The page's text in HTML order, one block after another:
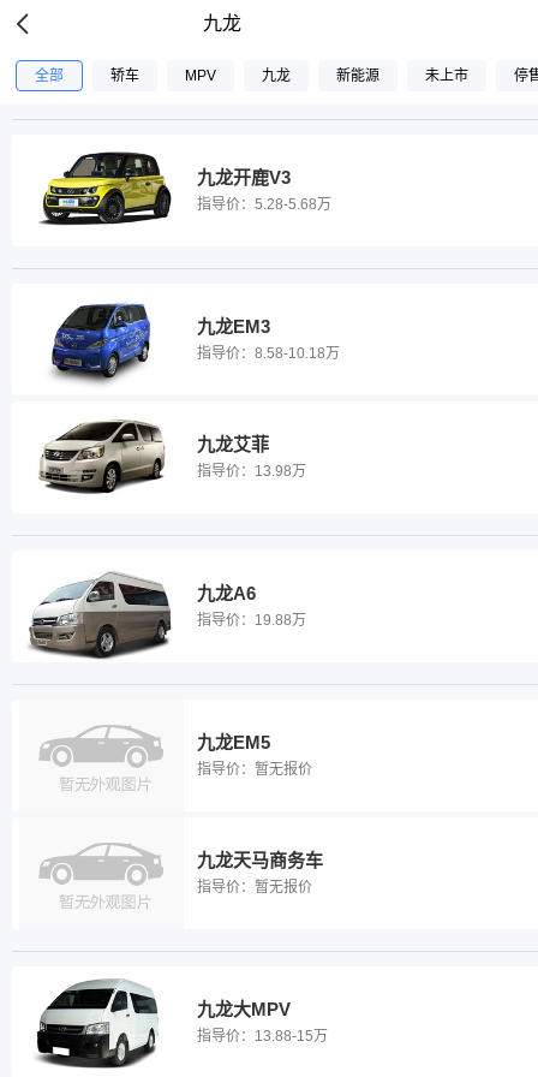
九龙
全部 轿车 MPV 九龙 新能源 未上市 停
九龙开鹿V3
指导价： 5.28-5.68万
九龙EM3
指导价： 8.58-10.18万
九龙艾菲
指导价： 13.98万
九龙A6
指导价： 19.88万
九龙EM5
指导价： 暂无报价
九龙天马商务车
指导价： 暂无报价
九龙大MPV
指导价： 13.88-15万